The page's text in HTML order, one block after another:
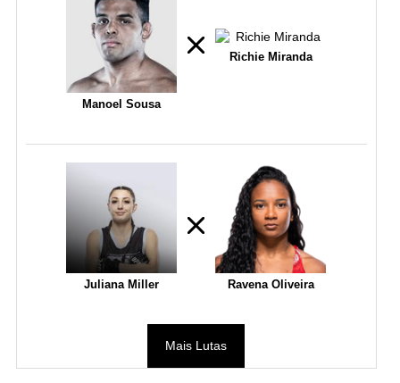
Manoel Sousa
Richie Miranda
Juliana Miller Ravena Oliveira
Mais Lutas